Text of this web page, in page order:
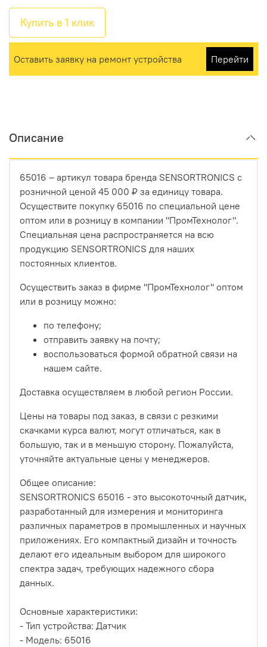
Купить в 1 клик
Оставить заявку на ремонт устройства Перейти
Описание
65016 – артикул товара бренда SENSORTRONICS с
розничной ценой 45 000 ₽ за единицу товара.
Осуществите покупку 65016 по специальной цене
оптом или в розницу в компании "ПромТехнолог".
Специальная цена распространяется на всю
продукцию SENSORTRONICS для наших
постоянных клиентов.
Осуществить заказ в фирме "ПромТехнолог" оптом
или в розницу можно:
по телефону;
отправить заявку на почту;
воспользоваться формой обратной связи на
нашем сайте.
Доставка осуществляем в любой регион России.
Цены на товары под заказ, в связи с резкими
скачками курса валют, могут отличаться, как в
большую, так и в меньшую сторону. Пожалуйста,
уточняйте актуальные цены у менеджеров.
Общее описание:
SENSORTRONICS 65016 - это высокоточный датчик,
разработанный для измерения и мониторинга
различных параметров в промышленных и научных
приложениях. Его компактный дизайн и точность
делают его идеальным выбором для широкого
спектра задач, требующих надежного сбора
данных.
Основные характеристики:
- Тип устройства: Датчик
- Модель: 65016